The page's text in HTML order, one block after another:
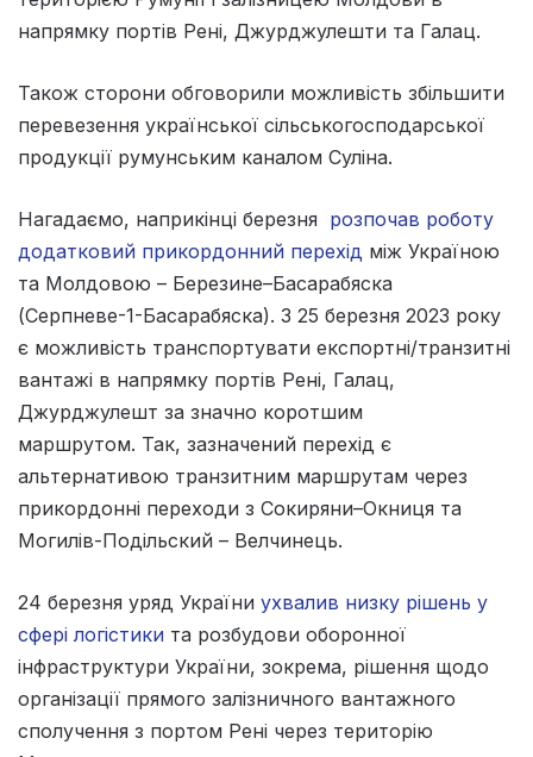
напрямку портів Рені, Джурджулешти та Галац.
Також сторони обговорили можливість збільшити
перевезення української сільськогосподарської
продукції румунським каналом Суліна.
Нагадаємо, наприкінці березня розпочав роботу
додатковий прикордонний перехід між Україною
та Молдовою – Березине–Басарабяска
(Серпневе-1-Басарабяска). З 25 березня 2023 року
є можливість транспортувати експортні/транзитні
вантажі в напрямку портів Рені, Галац,
Джурджулешт за значно коротшим
маршрутом. Так, зазначений перехід є
альтернативою транзитним маршрутам через
прикордонні переходи з Сокиряни–Окниця та
Могилів-Подільский – Велчинець.
24 березня уряд України ухвалив низку рішень у
сфері логістики та розбудови оборонної
інфраструктури України, зокрема, рішення щодо
організації прямого залізничного вантажного
сполучення з портом Рені через територію